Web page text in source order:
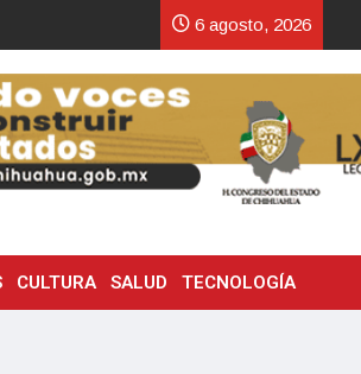
6 agosto, 2026
CULTURA SALUD TECNOLOGÍA